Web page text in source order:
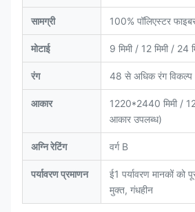
सामग्री 100% पॉलिएस्टर
मोटाई 9 मिमी / 12 मिमी / 24
रंग 48 से अधिक रंग
आकार
1220*2440 मिमी /
आकार उपलब्ध)
अग्नि रेटिंग वर्ग B
पर्यावरण प्रमाणन
ई1 पर्यावरण मानकों को
मुक्त, गंधहीन